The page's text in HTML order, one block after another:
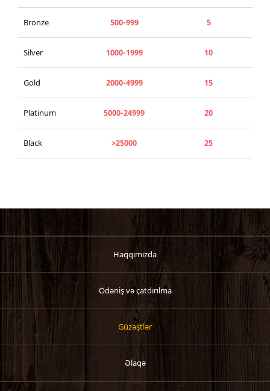
Bronze 500-999 5
Silver 1000-1999 10
Gold 2000-4999 15
Platinum 5000-24999 20
Black >25000 25
Haqqımızda
Ödəniş və çatdırılma
Güzəştlər
Əlaqə